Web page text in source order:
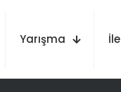
Yarışma